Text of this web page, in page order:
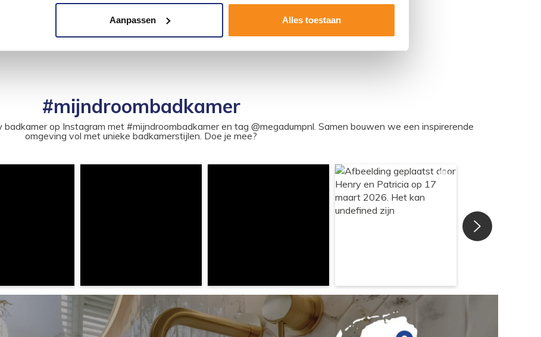
Aanpassen Alles toestaan
#mijndroombadkamer
op Instagram met #mijndroombadkamer en tag @megadumpnl. Samen bouwen we een inspirerende
omgeving vol met unieke badkamerstijlen. Doe je mee?